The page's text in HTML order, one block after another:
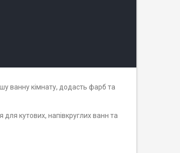
ванну кімнату, додасть фарб та
кутових, напівкруглих ванн та